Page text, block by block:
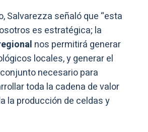
Salvarezza señaló que “esta
es estratégica; la
nos permitirá generar
locales, y generar el
necesario para
toda la cadena de valor
la producción de celdas y